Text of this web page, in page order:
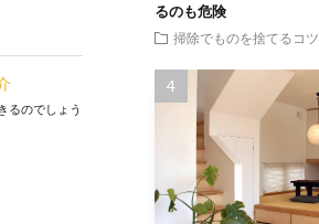
るのでしょう
るのも危険
掃除でものを捨てるコツ